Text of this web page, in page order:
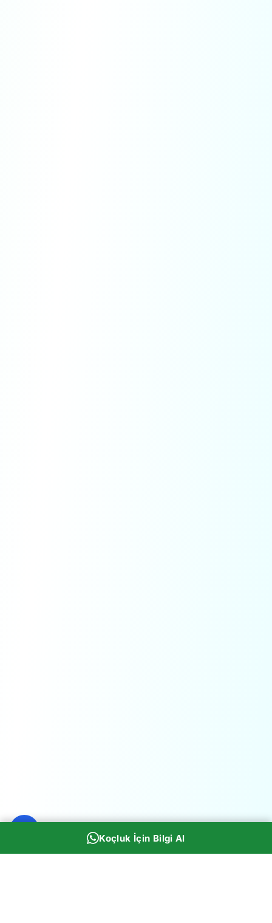
Koçluk İçin Bilgi Al